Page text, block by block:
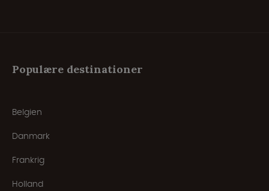
Populære destinationer
Belgien
Danmark
Frankrig
Holland